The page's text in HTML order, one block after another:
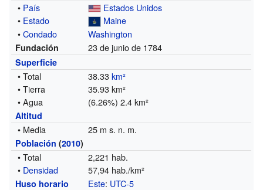
• País
Estados Unidos
• Estado
Maine
•Condado Washington
Fundación 23 de junio de 1784
Superficie
• Total 38.33km²
• Tierra
35.93 km²
• Agua
(6.26%) 2.4 km²
Altitud
• Media 25 m s. n. m.
Población (2010)
• Total
2,221 hab.
• Densidad 57,94 hab./km²
Huso horario Este: UTC-5